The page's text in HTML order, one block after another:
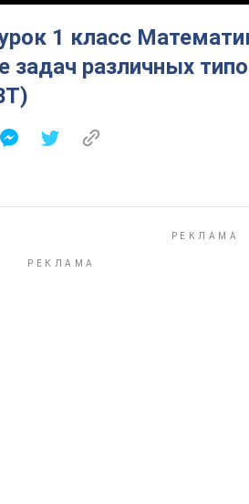
1 класс
задач различных